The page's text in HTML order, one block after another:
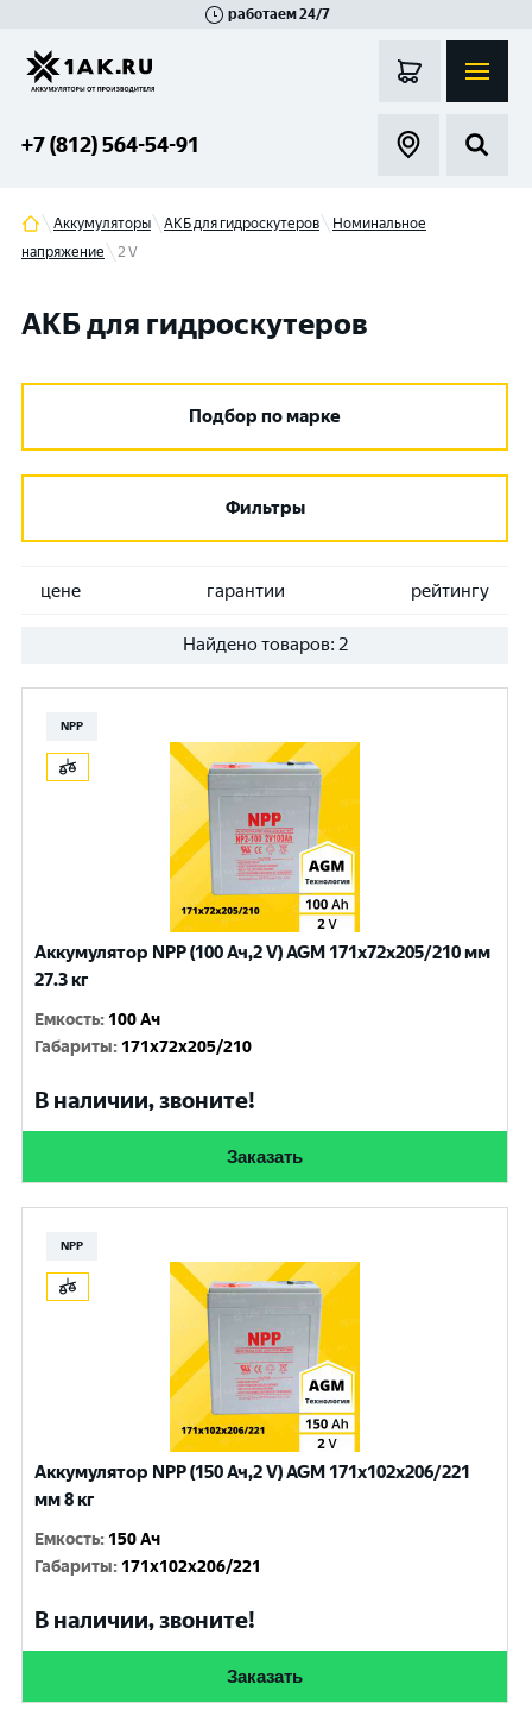
работаем 24/7
+7 (812) 564-54-91
Аккумуляторы АКБ для гидроскутеров
Номинальное
напряжение
2 V
АКБ для гидроскутеров
Подбор по марке
Фильтры
цене гарантии рейтингу
Найдено товаров: 2
NPP
Аккумулятор NPP (100 Ач,2 V) AGM 171x72x205/210 мм
27.3 кг
Емкость: 100 Ач
Габариты: 171x72x205/210
В наличии, звоните!
Заказать
NPP
Аккумулятор NPP (150 Ач,2 V) AGM 171x102x206/221
мм 8 кг
Емкость: 150 Ач
Габариты: 171x102x206/221
В наличии, звоните!
Заказать
Гатчина